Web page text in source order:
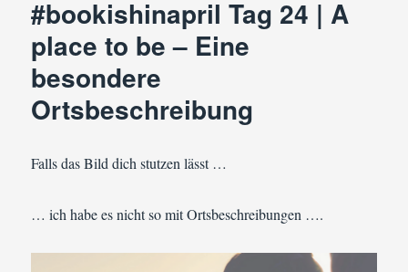
#bookishinapril Tag 24 | A
place to be – Eine
besondere
Ortsbeschreibung
Falls das Bild dich stutzen lässt …
… ich habe es nicht so mit Ortsbeschreibungen ….